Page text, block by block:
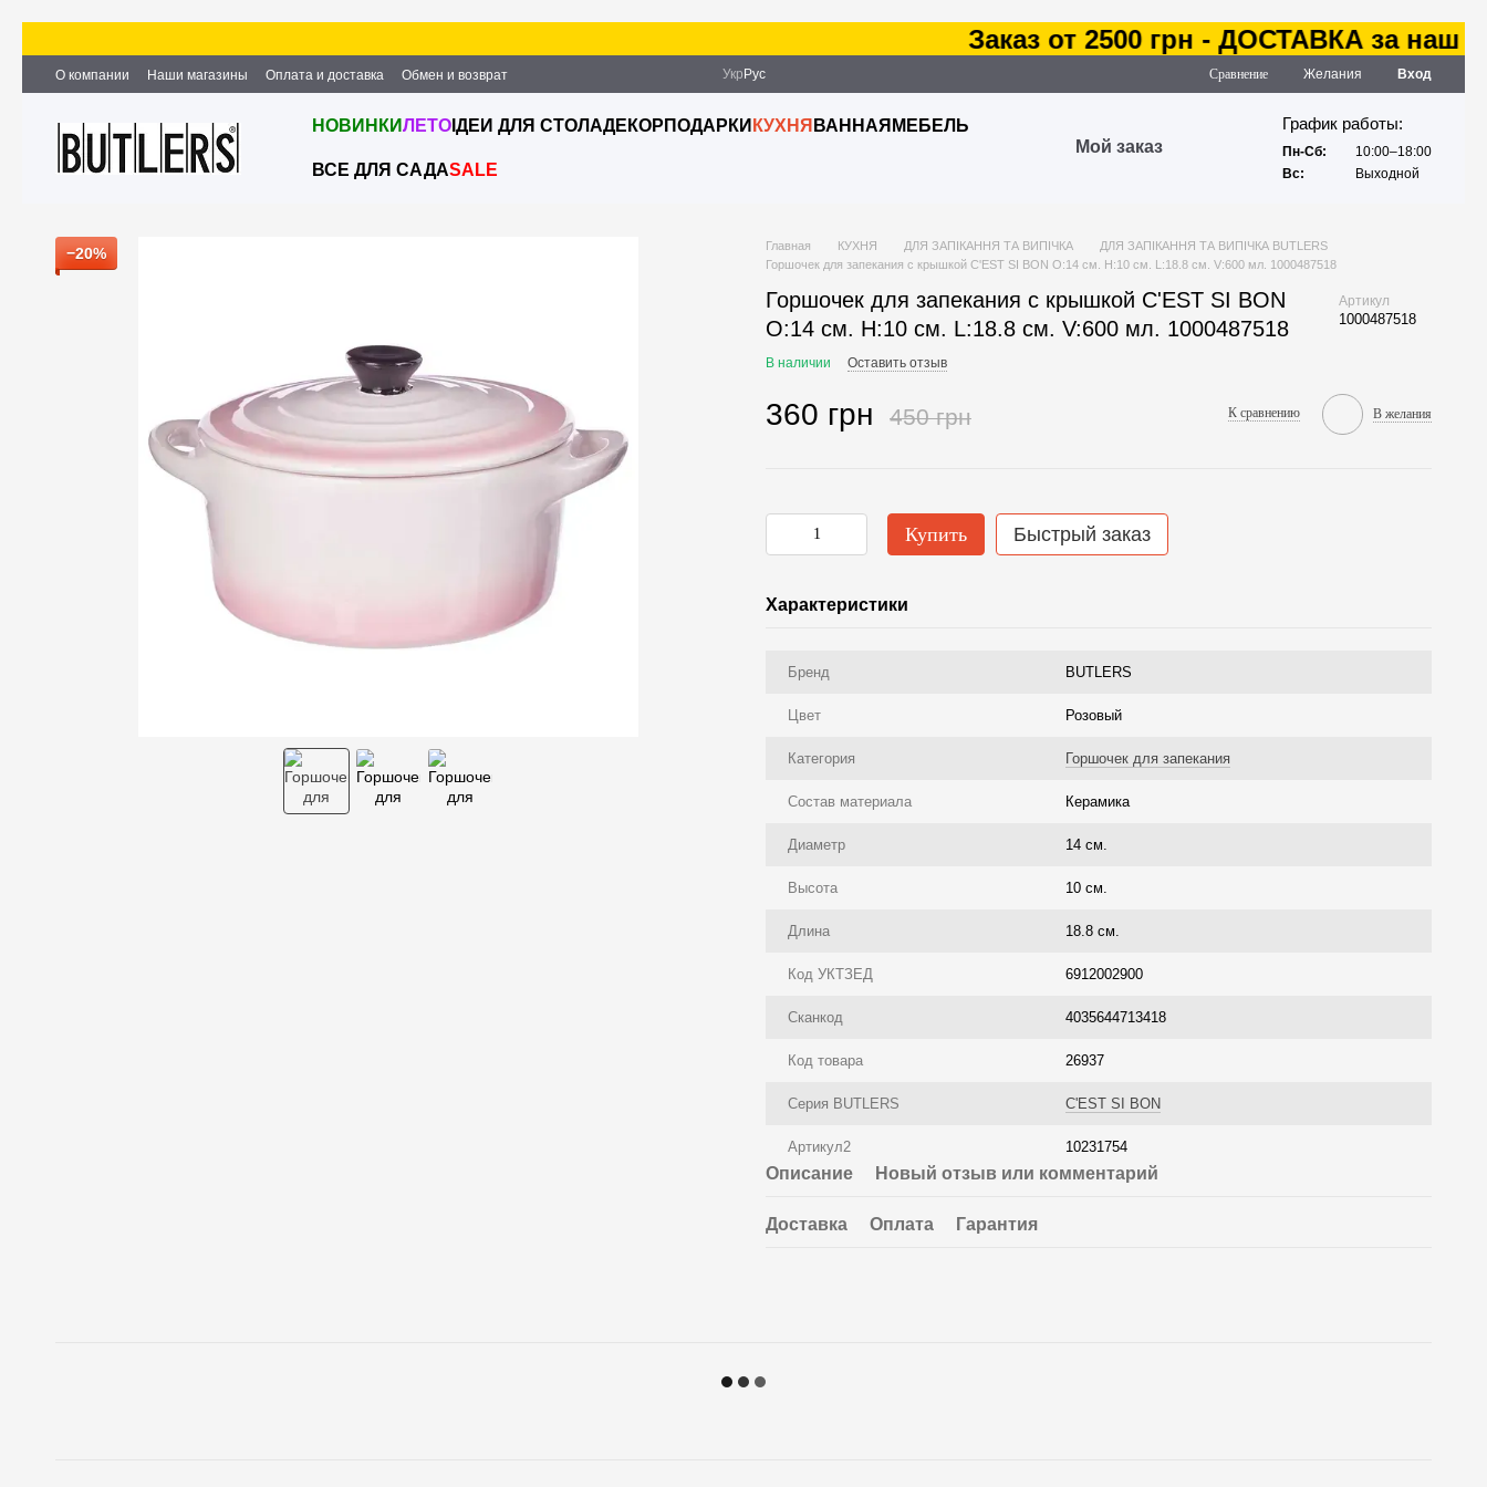
Заказ от 2500 грн - ДОСТАВКА за наш счет
О компании Наши магазины Оплата и доставка
Обмен и возврат
Партнёрство и сотрудничество
Вакансии Контактная информация
Укр Рус Сравнение Желания Вход
НОВИНКИЛЕТО ІДЕИ ДЛЯ СТОЛАДЕКОР ПОДАРКИ КУХНЯ ВАННАЯ МЕБЕЛЬ
ВСЕ ДЛЯ САДАSALE
Мой заказ
График работы:
Пн-Сб:
10:00–18:00
Вс:
Выходной
−20% Главная КУХНЯ ДЛЯ ЗАПІКАННЯ ТА ВИПІЧКА
ДЛЯ ЗАПІКАННЯ ТА ВИПІЧКА BUTLERS
Горшочек для запекания с крышкой C'EST SI BON O:14 см. H:10 см. L:18.8 см. V:600 мл. 1000487518
Горшочек для запекания с крышкой C'EST SI BON
O:14 см. H:10 см. L:18.8 см. V:600 мл. 1000487518
Артикул
1000487518
В наличии Оставить отзыв
360 грн 450 грн К сравнению В желания
Купить Быстрый заказ
Характеристики
Бренд BUTLERS
Цвет Розовый
Категория Горшочек для запекания
Состав материала Керамика
Диаметр 14 см.
Высота 10 см.
Длина 18.8 см.
Код УКТЗЕД 6912002900
Сканкод 4035644713418
Код товара 26937
Серия BUTLERS C'EST SI BON
Артикул2 10231754
Описание Новый отзыв или комментарий
Доставка Оплата Гарантия